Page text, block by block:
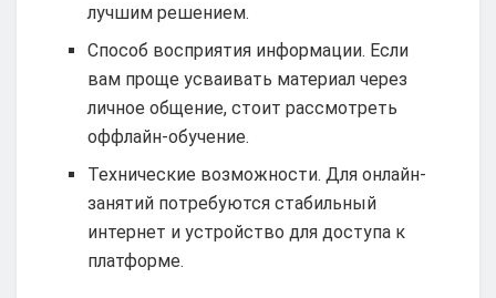
лучшим решением.
Способ восприятия информации. Если
вам проще усваивать материал через
личное общение, стоит рассмотреть
оффлайн-обучение.
Технические возможности. Для онлайн-
занятий потребуются стабильный
интернет и устройство для доступа к
платформе.